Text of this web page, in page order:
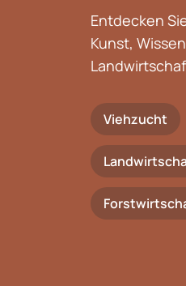
Entdecken
Kunst,
Viehzucht